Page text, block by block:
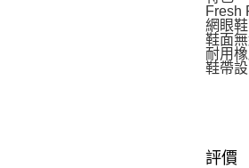
Fresh
網眼
鞋面
耐用
鞋帶
評價